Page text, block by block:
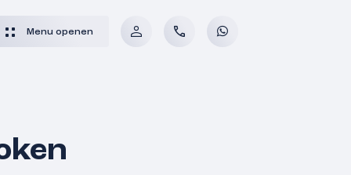
Menu openen